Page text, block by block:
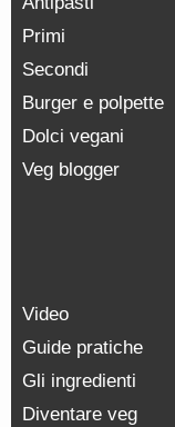
Primi
Secondi
Burger e polpette
Dolci vegani
Veg blogger
Video
Guide pratiche
Gli ingredienti
Diventare veg